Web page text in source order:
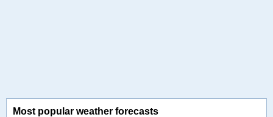
Most popular weather forecasts